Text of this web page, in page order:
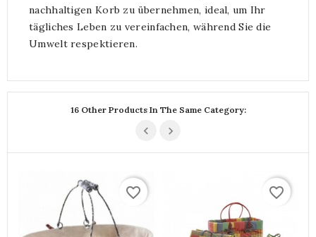
nachhaltigen Korb zu übernehmen, ideal, um Ihr
tägliches Leben zu vereinfachen, während Sie die
Umwelt respektieren.
16 Other Products In The Same Category:
favorite_border favorite_border